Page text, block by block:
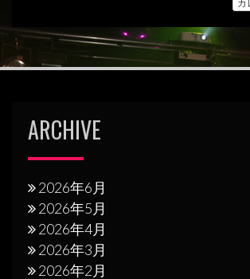
ョ
ン
ARCHIVE
2026年6月
2026年5月
2026年4月
2026年3月
2026年2月